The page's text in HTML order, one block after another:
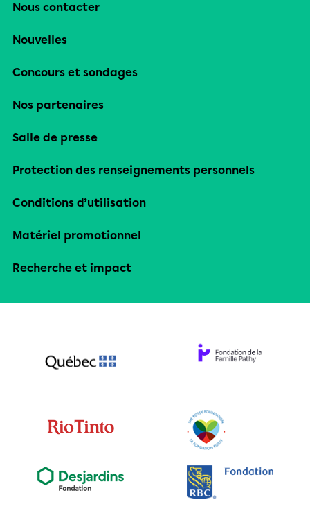
Nous contacter
Nouvelles
Concours et sondages
Nos partenaires
Salle de presse
Protection des renseignements personnels
Conditions d’utilisation
Matériel promotionnel
Recherche et impact